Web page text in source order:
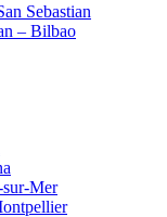
Sebastian
– Bilbao
sur-Mer